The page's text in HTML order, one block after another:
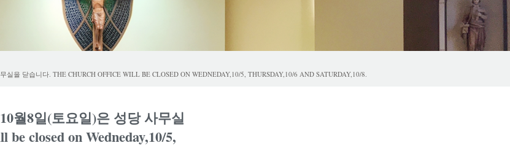
2020년 주보
2019년 주보
을 닫습니다. THE CHURCH OFFICE WILL BE CLOSED ON WEDNEDAY,10/5, THURSDAY,10/6 AND SATURDAY,10/8.
월8일(토요일)은 성당 사무실
closed on Wedneday,10/5,